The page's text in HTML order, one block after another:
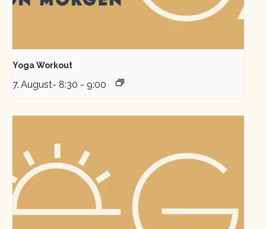
Yoga Workout
7. August- 8:30 - 9:00